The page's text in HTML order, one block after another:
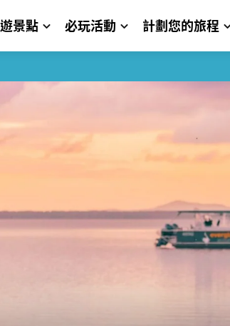
景點 必玩活動 計劃您的旅程